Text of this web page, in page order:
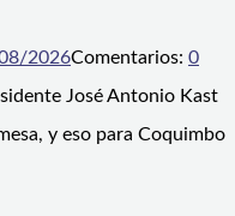
2026Comentarios: 0
José Antonio Kast
y eso para Coquimbo